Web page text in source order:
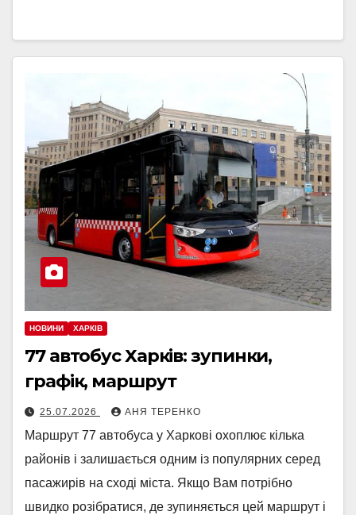
НОВИНИ ХАРКІВ
77 автобус Харків: зупинки,
графік, маршрут
25.07.2026 АНЯ ТЕРЕНКО
Маршрут 77 автобуса у Харкові охоплює кілька
районів і залишається одним із популярних серед
пасажирів на сході міста. Якщо Вам потрібно
швидко розібратися, де зупиняється цей маршрут і